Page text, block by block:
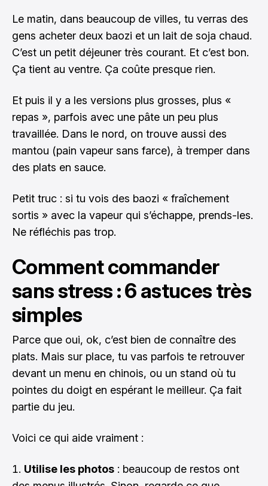
Le matin, dans beaucoup de villes, tu verras des
gens acheter deux baozi et un lait de soja chaud.
C’est un petit déjeuner très courant. Et c’est bon.
Ça tient au ventre. Ça coûte presque rien.
Et puis il y a les versions plus grosses, plus «
repas », parfois avec une pâte un peu plus
travaillée. Dans le nord, on trouve aussi des
mantou (pain vapeur sans farce), à tremper dans
des plats en sauce.
Petit truc : si tu vois des baozi « fraîchement
sortis » avec la vapeur qui s’échappe, prends-les.
Ne réfléchis pas trop.
Comment commander
sans stress : 6 astuces très
simples
Parce que oui, ok, c’est bien de connaître des
plats. Mais sur place, tu vas parfois te retrouver
devant un menu en chinois, ou un stand où tu
pointes du doigt en espérant le meilleur. Ça fait
partie du jeu.
Voici ce qui aide vraiment :
Utilise les photos : beaucoup de restos ont